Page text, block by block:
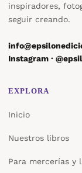
inspiradores,
seguir creando.
Instagram ·
EXPLORA
Inicio
Nuestros libros
Para mercerías y